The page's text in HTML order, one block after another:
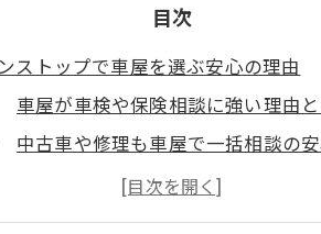
目次
ストップで車屋を選ぶ安心の理由
車屋が車検や保険相談に強い理由
中古車や修理も車屋で一括相談の
車屋を選ぶと損保保険もスムーズ手
生命保険相談まで車屋で完結する